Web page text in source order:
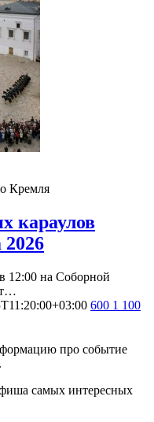
Кремля
караулов
2026
12:00 на Соборной
600 1 100
про событие
самых интересных